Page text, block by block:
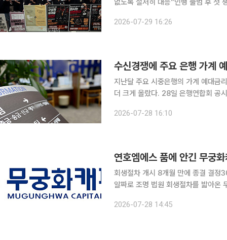
실제 고객이 체감할 서비스 차질은 제
2026-07-29 16:26
수신경쟁에 주요 은행 가계
지난달 주요 시중은행의 가계 예대금
더 크게 올랐다. 28일 은행연합회 공시에 따르면 5대 은행(KB국민·신한·우리·하나·NH농협)의 정책
2026-07-28 16:10
연호엠에스 품에 안긴 무궁
회생절차 개시 8개월 만에 종결 결정
알짜로 조명 법원 회생절차를 밟아온 무궁화캐피탈이 전자부품 제조기업 연호엠에스를 새 주인으로
2026-07-28 14:45